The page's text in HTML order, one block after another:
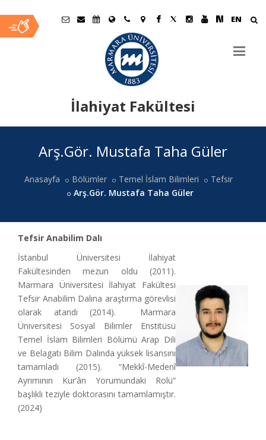
EN
İlahiyat Fakültesi
İçerikArş.Gör. Mustafa Taha Güler
Anasayfa Bölümler Temel İslam Bilimleri
Tefsir
Arş.Gör. Mustafa Taha Güler
Tefsir Anabilim Dalı
İstanbul Üniversitesi İlahiyat
Fakültesinden mezun oldu (2011).
Marmara Üniversitesi İlahiyat Fakültesi
Tefsir Anabilim Dalına araştırma görevlisi
olarak atandı (2014). Marmara
Üniversitesi Sosyal Bilimler Enstitüsü
Temel İslam Bilimleri Bölümü Arap Dili
ve Belagatı Bilim Dalında yüksek lisansını
tamamladı (2015). “Mekkî-Medenî
Ayrımının Kur’ân Yorumundaki Rolü”
başlıklı teziyle doktorasını tamamlamıştır.
(2024)